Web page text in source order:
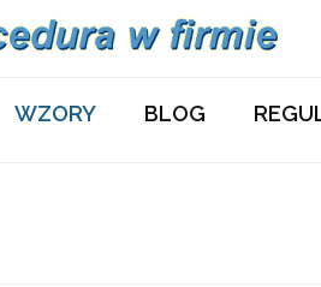
WZORY BLOG